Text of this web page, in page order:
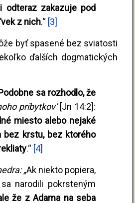
odteraz zakazuje pod
z nich.“ [3]
byť spasené bez sviatosti
ďalších dogmatických
sa rozhodlo, že
príbytkov’[Jn 14:2]:
miesto alebo nejaké
bez krstu, bez ktorého
.“ [4]
„Ak niekto popiera,
narodili pokrsteným
že z Adama na seba